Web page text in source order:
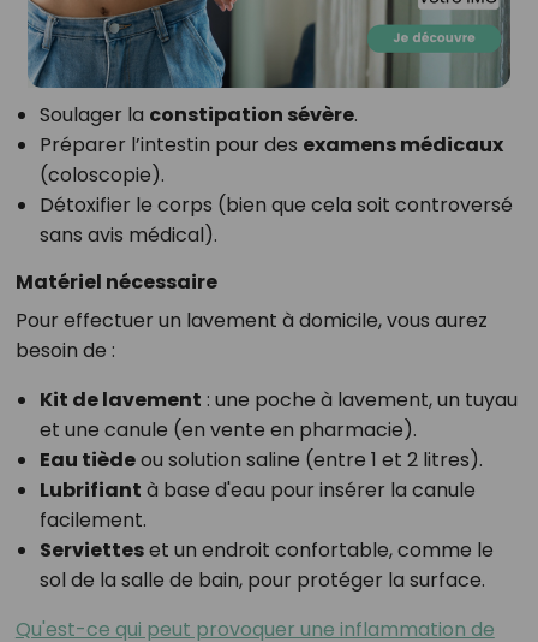
Soulager la constipation sévère.
Préparer l’intestin pour des examens médicaux
(coloscopie).
Détoxifier le corps (bien que cela soit controversé
sans avis médical).
Matériel nécessaire
Pour effectuer un lavement à domicile, vous aurez
besoin de :
Kit de lavement : une poche à lavement, un tuyau
et une canule (en vente en pharmacie).
Eau tièdeou solution saline (entre 1 et 2 litres).
Lubrifiant à base d'eau pour insérer la canule
facilement.
Servietteset un endroit confortable, comme le
sol de la salle de bain, pour protéger la surface.
Qu'est-ce qui peut provoquer une inflammation de